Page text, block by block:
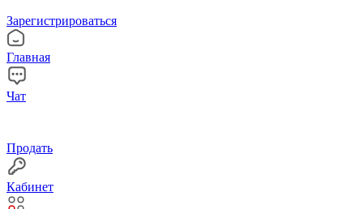
Зарегистрироваться
Главная
Чат
Продать
Кабинет